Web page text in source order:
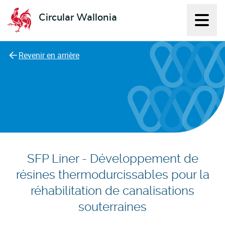
Circular Wallonia
L'économie circulaire
Revenir en arrière
SFP Liner - Développement de
résines thermodurcissables pour la
réhabilitation de canalisations
souterraines